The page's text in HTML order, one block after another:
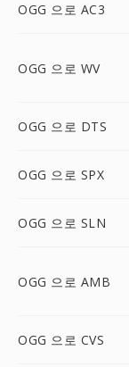
OGG 으로 AC3
OGG 으로 WV
OGG 으로 DTS
OGG 으로 SPX
OGG 으로 SLN
OGG 으로 AMB
OGG 으로 CVS